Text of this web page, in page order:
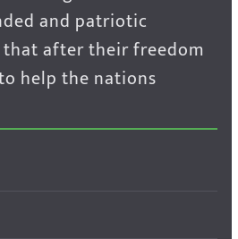
and patriotic
after their freedom
help the nations